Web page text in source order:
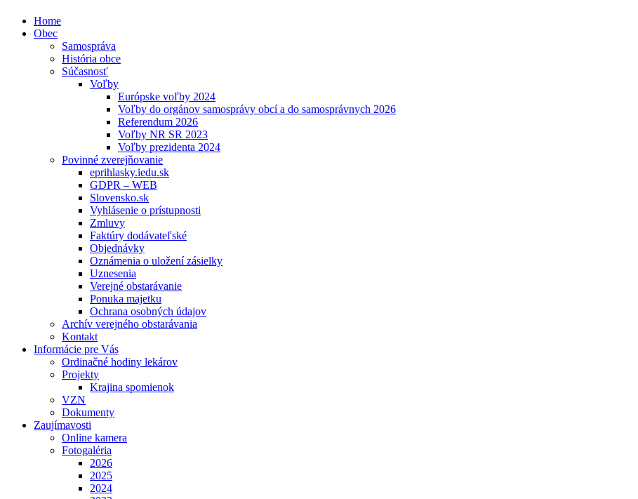
Home
Obec
Samospráva
História obce
Súčasnosť
Voľby
Európske voľby 2024
Voľby do orgánov samosprávy obcí a do samosprávnych 2026
Referendum 2026
Voľby NR SR 2023
Voľby prezidenta 2024
Povinné zverejňovanie
eprihlasky.iedu.sk
GDPR – WEB
Slovensko.sk
Vyhlásenie o prístupnosti
Zmluvy
Faktúry dodávateľské
Objednávky
Oznámenia o uložení zásielky
Uznesenia
Verejné obstarávanie
Ponuka majetku
Ochrana osobných údajov
Archív verejného obstarávania
Kontakt
Informácie pre Vás
Ordinačné hodiny lekárov
Projekty
Krajina spomienok
VZN
Dokumenty
Zaujímavosti
Online kamera
Fotogaléria
2026
2025
2024